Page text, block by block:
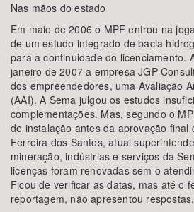
Nas mãos do estado
Em maio de 2006 o MPF entrou na
de um estudo integrado de bacia
para a continuidade do licenciamento.
janeiro de 2007 a empresa JGP
dos empreendedores, uma Avaliação
(AAI). A Sema julgou os estudos
complementações. Mas, segundo o
de instalação antes da aprovação final
Ferreira dos Santos, atual
mineração, indústrias e serviços da
licenças foram renovadas sem o
Ficou de verificar as datas, mas até o
reportagem, não apresentou respostas.